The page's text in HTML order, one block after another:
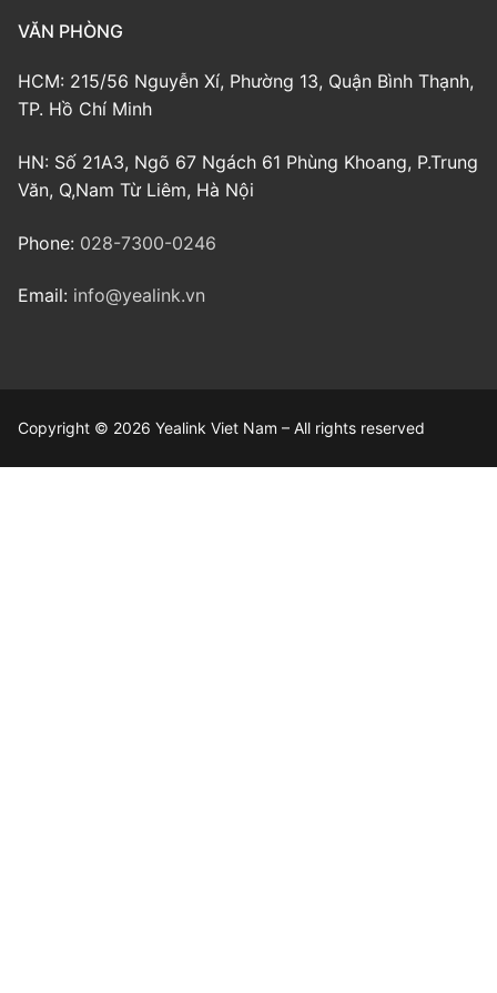
VĂN PHÒNG
HCM: 215/56 Nguyễn Xí, Phường 13, Quận Bình Thạnh,
TP. Hồ Chí Minh
HN: Số 21A3, Ngõ 67 Ngách 61 Phùng Khoang, P.Trung
Văn, Q,Nam Từ Liêm, Hà Nội
Phone: 028-7300-0246
Email: info@yealink.vn
Copyright © 2026 Yealink Viet Nam – All rights reserved